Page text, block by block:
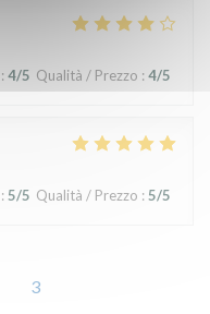
: 4/5 Qualità / Prezzo : 4/5
: 5/5 Qualità / Prezzo : 5/5
3